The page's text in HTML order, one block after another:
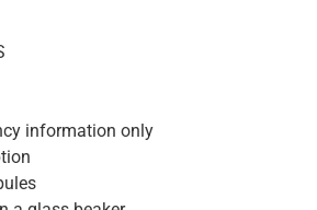
information only